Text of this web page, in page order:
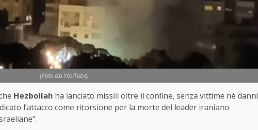
(Foto da YouTube)
Hezbollah ha lanciato missili oltre il confine, senza vittime né danni
l’attacco come ritorsione per la morte del leader iraniano